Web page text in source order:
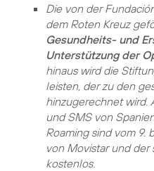
Die von der
dem Roten Kreuz
Gesundheits- und
Unterstützung der
hinaus wird die
leisten, der zu den
hinzugerechnet wird.
und SMS von
Roaming sind vom 9.
von Movistar und der
kostenlos.